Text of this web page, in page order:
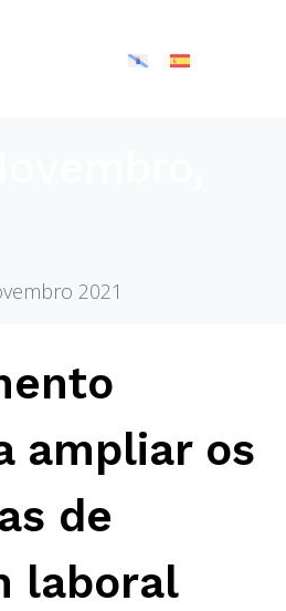
2021
ampliar os
de
laboral